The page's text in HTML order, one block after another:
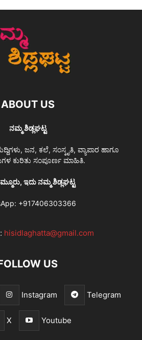
ABOUT US
ನಮ್ಮ ಶಿಡ್ಲಘಟ್ಟ
ಜನ, ಕಲೆ, ಸಂಸ್ಕೃತಿ, ವ್ಯಾಪಾರ ಹಾಗೂ
ಕುರಿತು ಸಂಪೂರ್ಣ ಮಾಹಿತಿ.
ಇದು ನಮ್ಮ ಶಿಡ್ಲಘಟ್ಟ
+917406303366
hisidlaghatta@gmail.com
US
Instagram Telegram
X Youtube